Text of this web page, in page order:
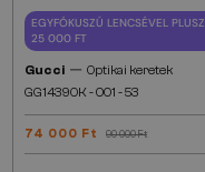
EGYFÓKUSZÚ LENCSÉVEL PLUSZ
25 000 FT
Gucci — Optikai keretek
GG1439OK - 001 - 53
74 000 Ft 90 000 Ft